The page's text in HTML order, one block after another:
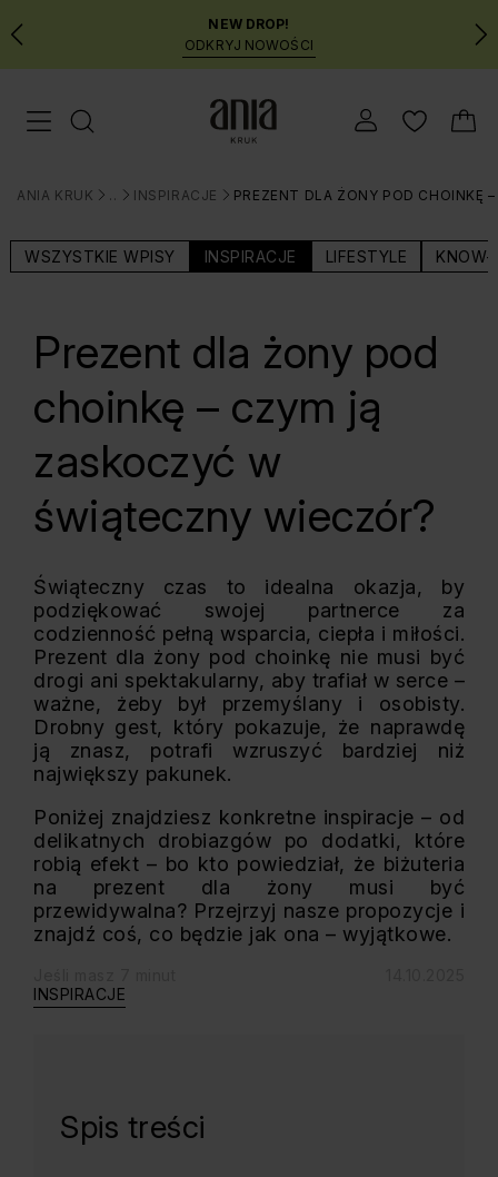
Przejdź
do
MENU
NEW DROP!
ODKRYJ NOWOŚCI
Menu mobilne
ANIA KRUK
>
BLOG
>
INSPIRACJE
>
PREZENT DLA ŻONY POD CHOINKĘ
WSZYSTKIE WPISY INSPIRACJE LIFESTYLE KNOW-
Prezent dla żony pod
choinkę – czym ją
zaskoczyć w
świąteczny wieczór?
Świąteczny czas to idealna okazja, by
podziękować swojej partnerce za
codzienność pełną wsparcia, ciepła i miłości.
Prezent dla żony pod choinkę nie musi być
drogi ani spektakularny, aby trafiał w serce –
ważne, żeby był przemyślany i osobisty.
Drobny gest, który pokazuje, że naprawdę
ją znasz, potrafi wzruszyć bardziej niż
największy pakunek.
Poniżej znajdziesz konkretne inspiracje – od
delikatnych drobiazgów po dodatki, które
robią efekt – bo kto powiedział, że biżuteria
na prezent dla żony musi być
przewidywalna? Przejrzyj nasze propozycje i
znajdź coś, co będzie jak ona – wyjątkowe.
INSPIRACJE
Spis treści